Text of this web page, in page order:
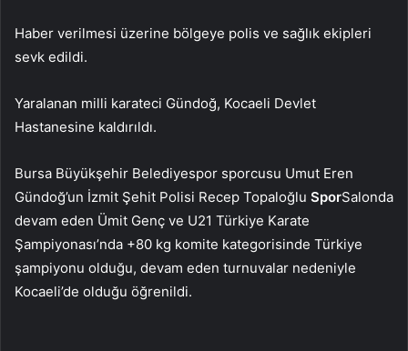
Haber verilmesi üzerine bölgeye polis ve sağlık ekipleri
sevk edildi.
Yaralanan milli karateci Gündoğ, Kocaeli Devlet
Hastanesine kaldırıldı.
Bursa Büyükşehir Belediyespor sporcusu Umut Eren
Gündoğ’un İzmit Şehit Polisi Recep Topaloğlu SporSalonda
devam eden Ümit Genç ve U21 Türkiye Karate
Şampiyonası’nda +80 kg komite kategorisinde Türkiye
şampiyonu olduğu, devam eden turnuvalar nedeniyle
Kocaeli’de olduğu öğrenildi.